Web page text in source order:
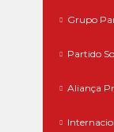
Grupo
Partido
Aliança